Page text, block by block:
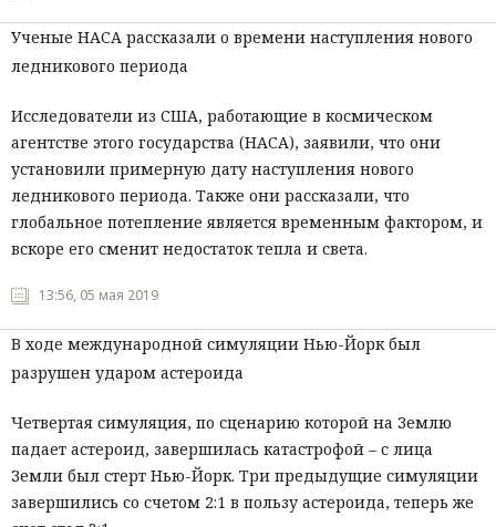
Ученые НАСА рассказали о времени наступления нового
ледникового периода
Исследователи из США, работающие в космическом
агентстве этого государства (НАСА), заявили, что они
установили примерную дату наступления нового
ледникового периода. Также они рассказали, что
глобальное потепление является временным фактором, и
вскоре его сменит недостаток тепла и света.
13:56, 05 мая 2019
В ходе международной симуляции Нью-Йорк был
разрушен ударом астероида
Четвертая симуляция, по сценарию которой на Землю
падает астероид, завершилась катастрофой – с лица
Земли был стерт Нью-Йорк. Три предыдущие симуляции
завершились со счетом 2:1 в пользу астероида, теперь же